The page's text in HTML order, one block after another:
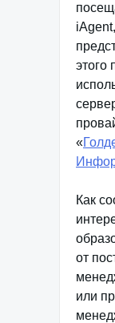
этого
«
Как
от
или